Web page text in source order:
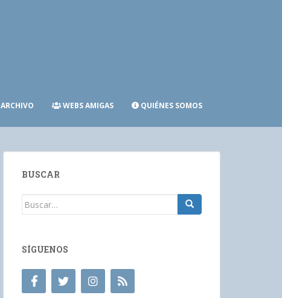
ARCHIVO WEBS AMIGAS QUIÉNES SOMOS
BUSCAR
Buscar:
SÍGUENOS